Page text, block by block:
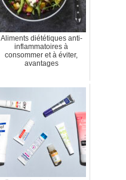
Aliments diététiques anti-
inflammatoires à
consommer et à éviter,
avantages